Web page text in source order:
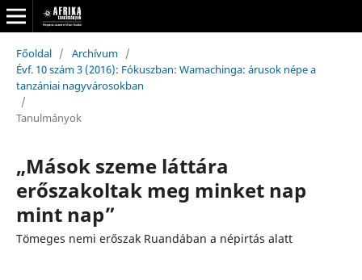
Főoldal / Archívum /
Évf. 10 szám 3 (2016): Fókuszban: Wamachinga: árusok népe a
tanzániai nagyvárosokban
/
Tanulmányok
„Mások szeme láttára
erőszakoltak meg minket nap
mint nap”
Tömeges nemi erőszak Ruandában a népirtás alatt